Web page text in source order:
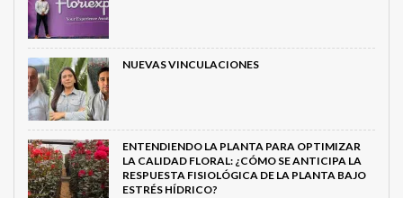
NUEVAS VINCULACIONES
ENTENDIENDO LA PLANTA PARA OPTIMIZAR
LA CALIDAD FLORAL: ¿CÓMO SE ANTICIPA LA
RESPUESTA FISIOLÓGICA DE LA PLANTA BAJO
ESTRÉS HÍDRICO?